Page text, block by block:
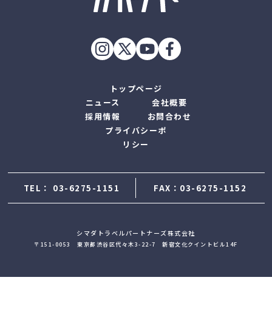
トップページ
ニュース
会社概要
採用情報
お問合わせ
プライバシーポ
リシー
TEL： 03-6275-1151 FAX：03-6275-1152
シマダトラベルパートナーズ株式会社
〒151-0053 東京都渋谷区代々木3-22-7 新宿文化クイントビル14F